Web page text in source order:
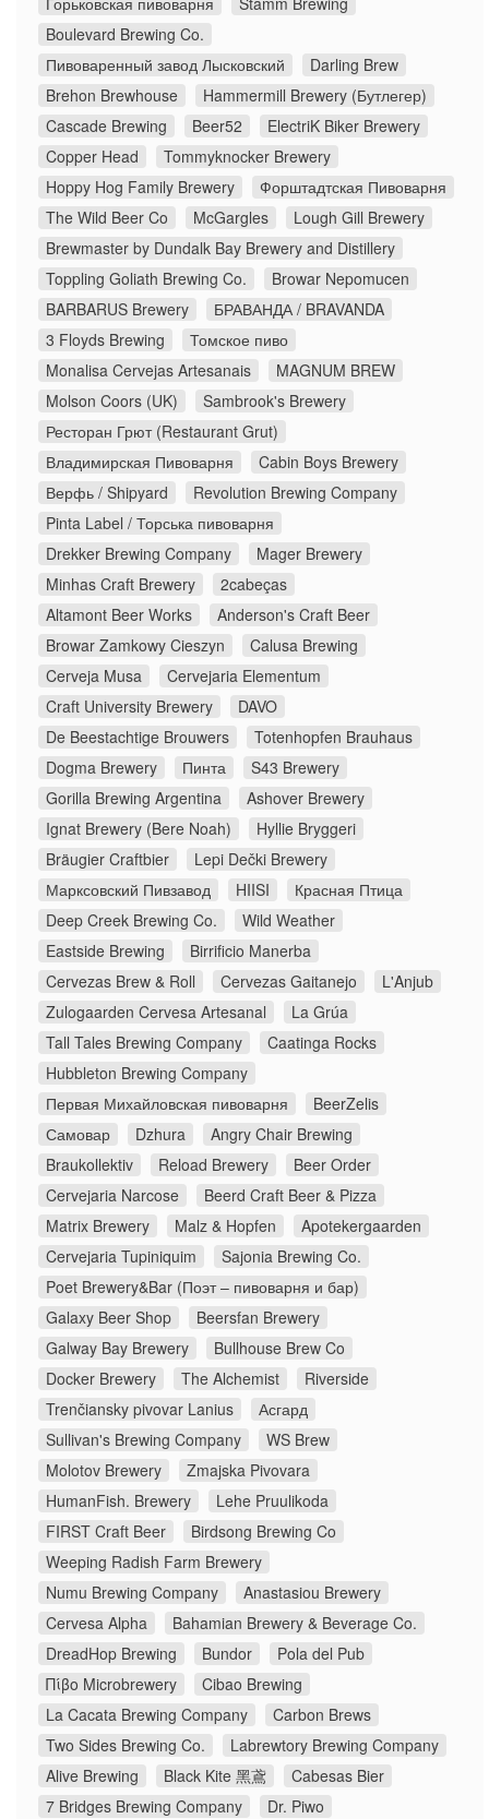
Boulevard Brewing Co.
Пивоваренный завод Лысковский
Darling Brew
Brehon Brewhouse
Hammermill Brewery (Бутлегер)
Cascade Brewing
Beer52
ElectriK Biker Brewery
Copper Head
Tommyknocker Brewery
Hoppy Hog Family Brewery
Форштадтская Пивоварня
The Wild Beer Co
McGargles
Lough Gill Brewery
Brewmaster by Dundalk Bay Brewery and Distillery
Toppling Goliath Brewing Co.
Browar Nepomucen
BARBARUS Brewery
БРАВАНДА / BRAVANDA
3 Floyds Brewing
Томское пиво
Monalisa Cervejas Artesanais
MAGNUM BREW
Molson Coors (UK)
Sambrook's Brewery
Ресторан Грют (Restaurant Grut)
Владимирская Пивоварня
Cabin Boys Brewery
Верфь / Shipyard
Revolution Brewing Company
Pinta Label / Торська пивоварня
Drekker Brewing Company
Mager Brewery
Minhas Craft Brewery
2cabeças
Altamont Beer Works
Anderson's Craft Beer
Browar Zamkowy Cieszyn
Calusa Brewing
Cerveja Musa
Cervejaria Elementum
Craft University Brewery
DAVO
De Beestachtige Brouwers
Totenhopfen Brauhaus
Dogma Brewery
Пинта
S43 Brewery
Gorilla Brewing Argentina
Ashover Brewery
Ignat Brewery (Bere Noah)
Hyllie Bryggeri
Bräugier Craftbier
Lepi Dečki Brewery
Марксовский Пивзавод
HIISI
Красная Птица
Deep Creek Brewing Co.
Wild Weather
Eastside Brewing
Birrificio Manerba
Cervezas Brew & Roll
Cervezas Gaitanejo
L'Anjub
Zulogaarden Cervesa Artesanal
La Grúa
Tall Tales Brewing Company
Caatinga Rocks
Hubbleton Brewing Company
Первая Михайловская пивоварня
BeerZelis
Самовар
Dzhura
Angry Chair Brewing
Braukollektiv
Reload Brewery
Beer Order
Cervejaria Narcose
Beerd Craft Beer & Pizza
Matrix Brewery
Malz & Hopfen
Apotekergaarden
Cervejaria Tupiniquim
Sajonia Brewing Co.
Poet Brewery&Bar (Поэт – пивоварня и бар)
Galaxy Beer Shop
Beersfan Brewery
Galway Bay Brewery
Bullhouse Brew Co
Docker Brewery
The Alchemist
Riverside
Trenčiansky pivovar Lanius
Асгард
Sullivan's Brewing Company
WS Brew
Molotov Brewery
Zmajska Pivovara
HumanFish. Brewery
Lehe Pruulikoda
FIRST Craft Beer
Birdsong Brewing Co
Weeping Radish Farm Brewery
Numu Brewing Company
Anastasiou Brewery
Cervesa Alpha
Bahamian Brewery & Beverage Co.
DreadHop Brewing
Bundor
Pola del Pub
Πίβο Microbrewery
Cibao Brewing
La Cacata Brewing Company
Carbon Brews
Two Sides Brewing Co.
Labrewtory Brewing Company
Alive Brewing
Black Kite 黑鳶
Cabesas Bier
7 Bridges Brewing Company
Dr. Piwo